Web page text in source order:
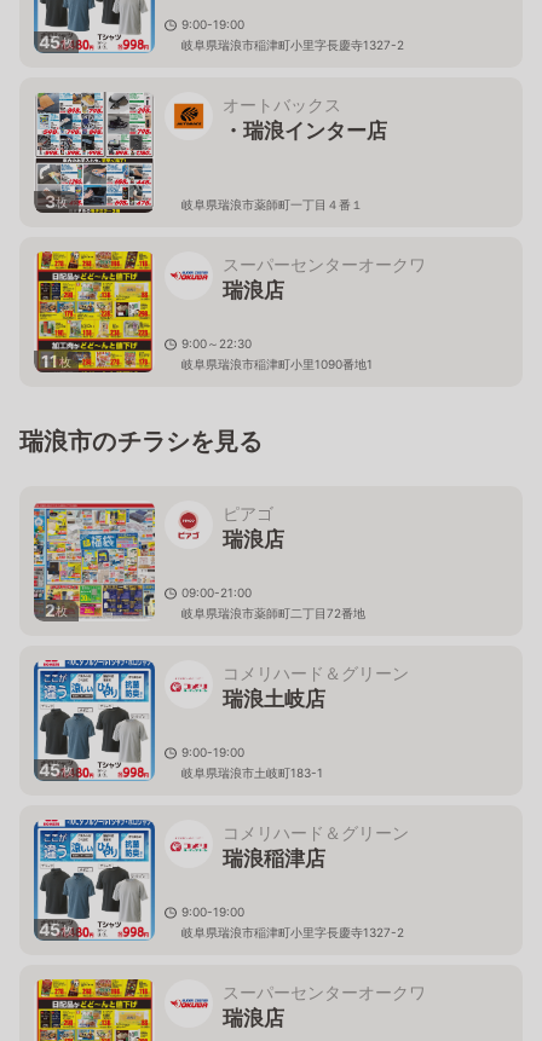
45枚
9:00-19:00
岐阜県瑞浪市稲津町小里字長慶寺1327-2
3枚
オートバックス
・瑞浪インター店
岐阜県瑞浪市薬師町一丁目４番１
11枚
スーパーセンターオークワ
瑞浪店
9:00～22:30
岐阜県瑞浪市稲津町小里1090番地1
瑞浪市のチラシを見る
2枚
ピアゴ
瑞浪店
09:00-21:00
岐阜県瑞浪市薬師町二丁目72番地
45枚
コメリハード＆グリーン
瑞浪土岐店
9:00-19:00
岐阜県瑞浪市土岐町183-1
45枚
コメリハード＆グリーン
瑞浪稲津店
9:00-19:00
岐阜県瑞浪市稲津町小里字長慶寺1327-2
スーパーセンターオークワ
瑞浪店